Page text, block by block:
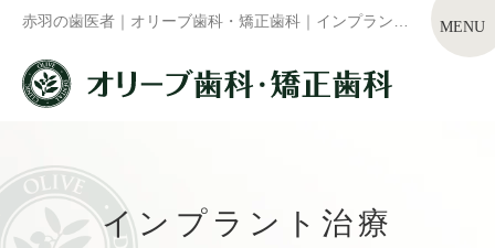
インプラント治療